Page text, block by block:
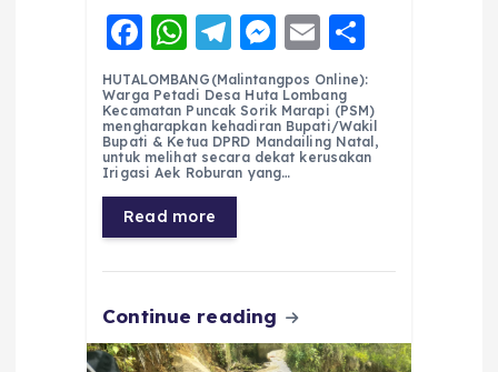
F
a
c
e
b
o
o
k
W
h
a
ts
A
p
p
T
el
e
g
r
a
m
M
e
ss
e
n
E
m
ai
l
h
a
re
HUTALOMBANG(Malintangpos Online):
Warga Petadi Desa Huta Lombang
Kecamatan Puncak Sorik Marapi (PSM)
mengharapkan kehadiran Bupati/Wakil
Bupati & Ketua DPRD Mandailing Natal,
untuk melihat secara dekat kerusakan
Irigasi Aek Roburan yang…
Read more
Continue reading